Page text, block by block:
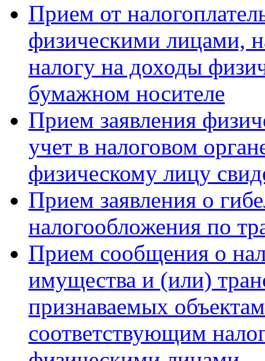
Прием от
физическими лицами,
налогу на доходы
бумажном носителе
Прием заявления
учет в налоговом
физическому лицу
Прием заявления о
налогообложения по
Прием сообщения о
имущества и (или)
признаваемых
соответствующим